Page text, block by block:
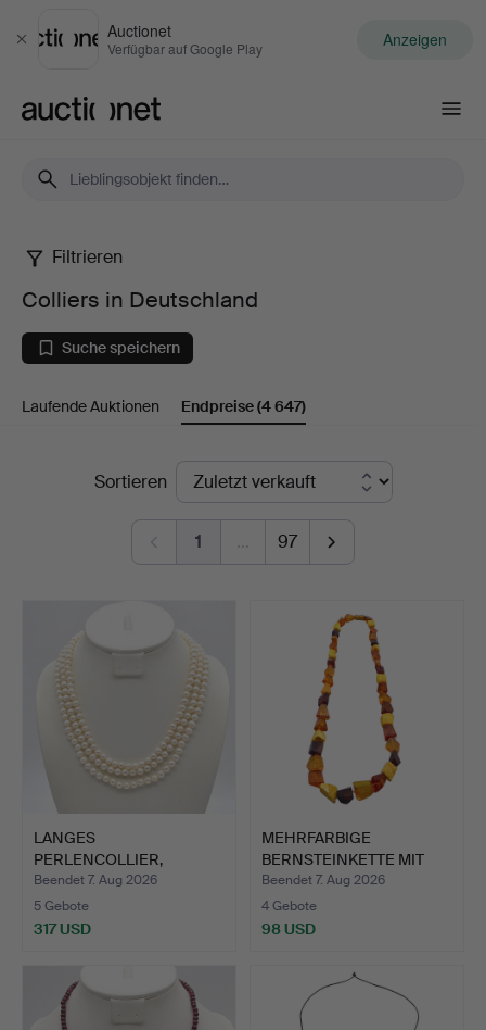
Schließen
Auctionet
Verfügbar auf Google Play Anzeigen
Colliers
in
Deutschland
Filtrieren
Colliers in Deutschland
Suche speichern
Laufende Auktionen Endpreise(4 647)
EndpreiseSortieren
1 … 97
LANGES
PERLENCOLLIER,
SÜSSWASSERZUCHTPER
LE…
Beendet 7. Aug 2026
5 Gebote
317 USD
MEHRFARBIGE
BERNSTEINKETTE MIT
KANTIG GESC…
Beendet 7. Aug 2026
4 Gebote
98 USD